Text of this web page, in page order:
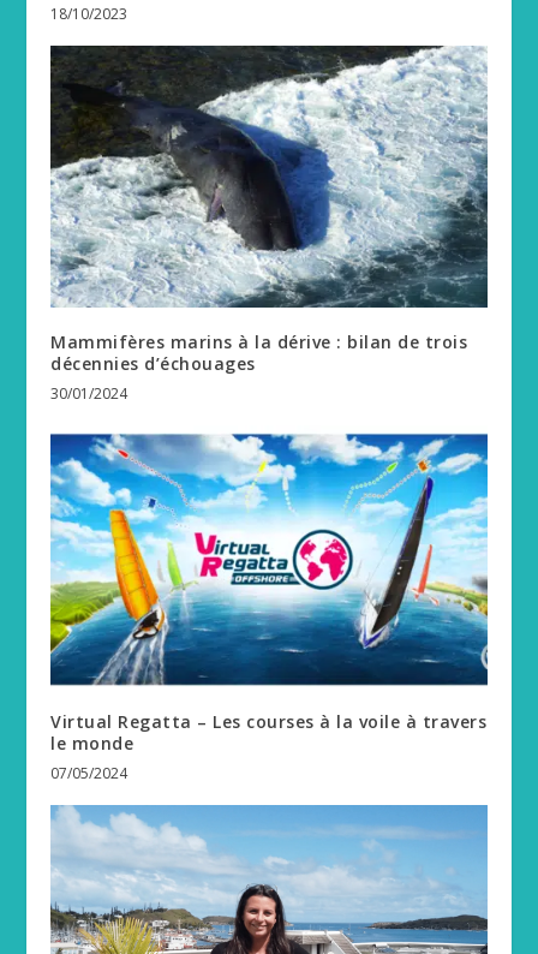
18/10/2023
Mammifères marins à la dérive : bilan de trois
décennies d’échouages
30/01/2024
Virtual Regatta – Les courses à la voile à travers
le monde
07/05/2024